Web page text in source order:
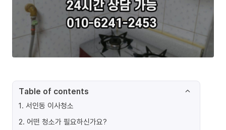
Table of contents
1. 서인동 이사청소
2. 어떤 청소가 필요하신가요?